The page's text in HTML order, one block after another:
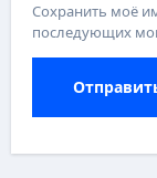
Сохранить моё
последующих